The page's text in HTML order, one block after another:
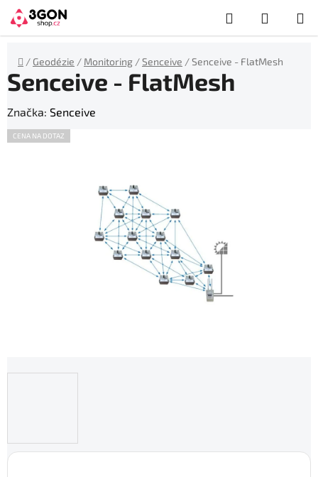
Přejít
na
obsah
Hledat
KOŠÍK
Domů
/ Geodézie / Monitoring /Senceive /Senceive - FlatMesh
Senceive - FlatMesh
Značka: Senceive
CENA NA DOTAZ